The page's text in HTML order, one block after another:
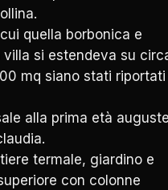
quella borbonica e
villa si estendeva su
mq siano stati riportati
alla prima età
termale, giardino e
con colonne